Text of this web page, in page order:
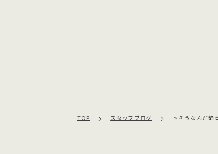
TOP スタッフブログ ♯そうなんだ静